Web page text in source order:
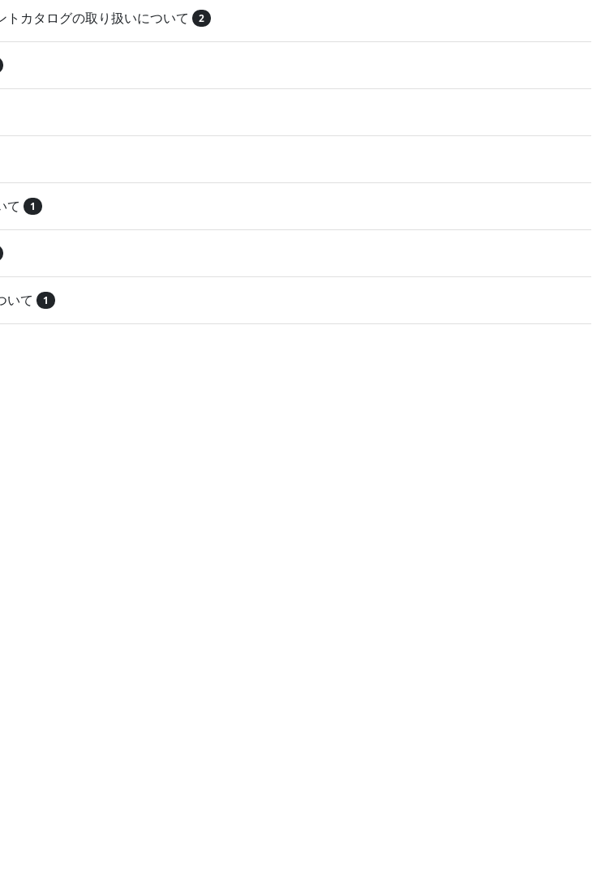
カタログの取り扱いについて 2
て 1
いて 1